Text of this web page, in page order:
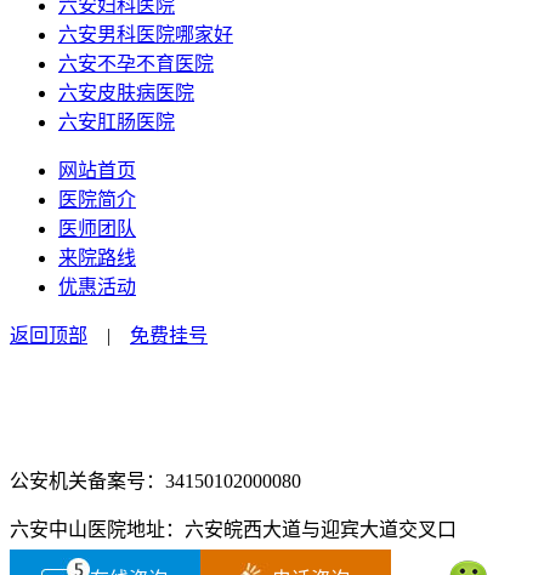
六安妇科医院
六安男科医院哪家好
六安不孕不育医院
六安皮肤病医院
六安肛肠医院
网站首页
医院简介
医师团队
来院路线
优惠活动
返回顶部 | 免费挂号
公安机关备案号：34150102000080
六安中山医院地址：六安皖西大道与迎宾大道交叉口